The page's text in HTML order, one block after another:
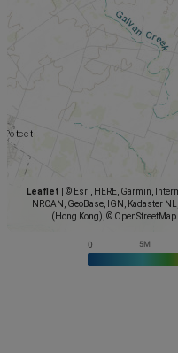
Leaflet
© Esri, HERE, Garmin,
NRCAN, GeoBase, IGN, Kadaster
(Hong Kong), ©